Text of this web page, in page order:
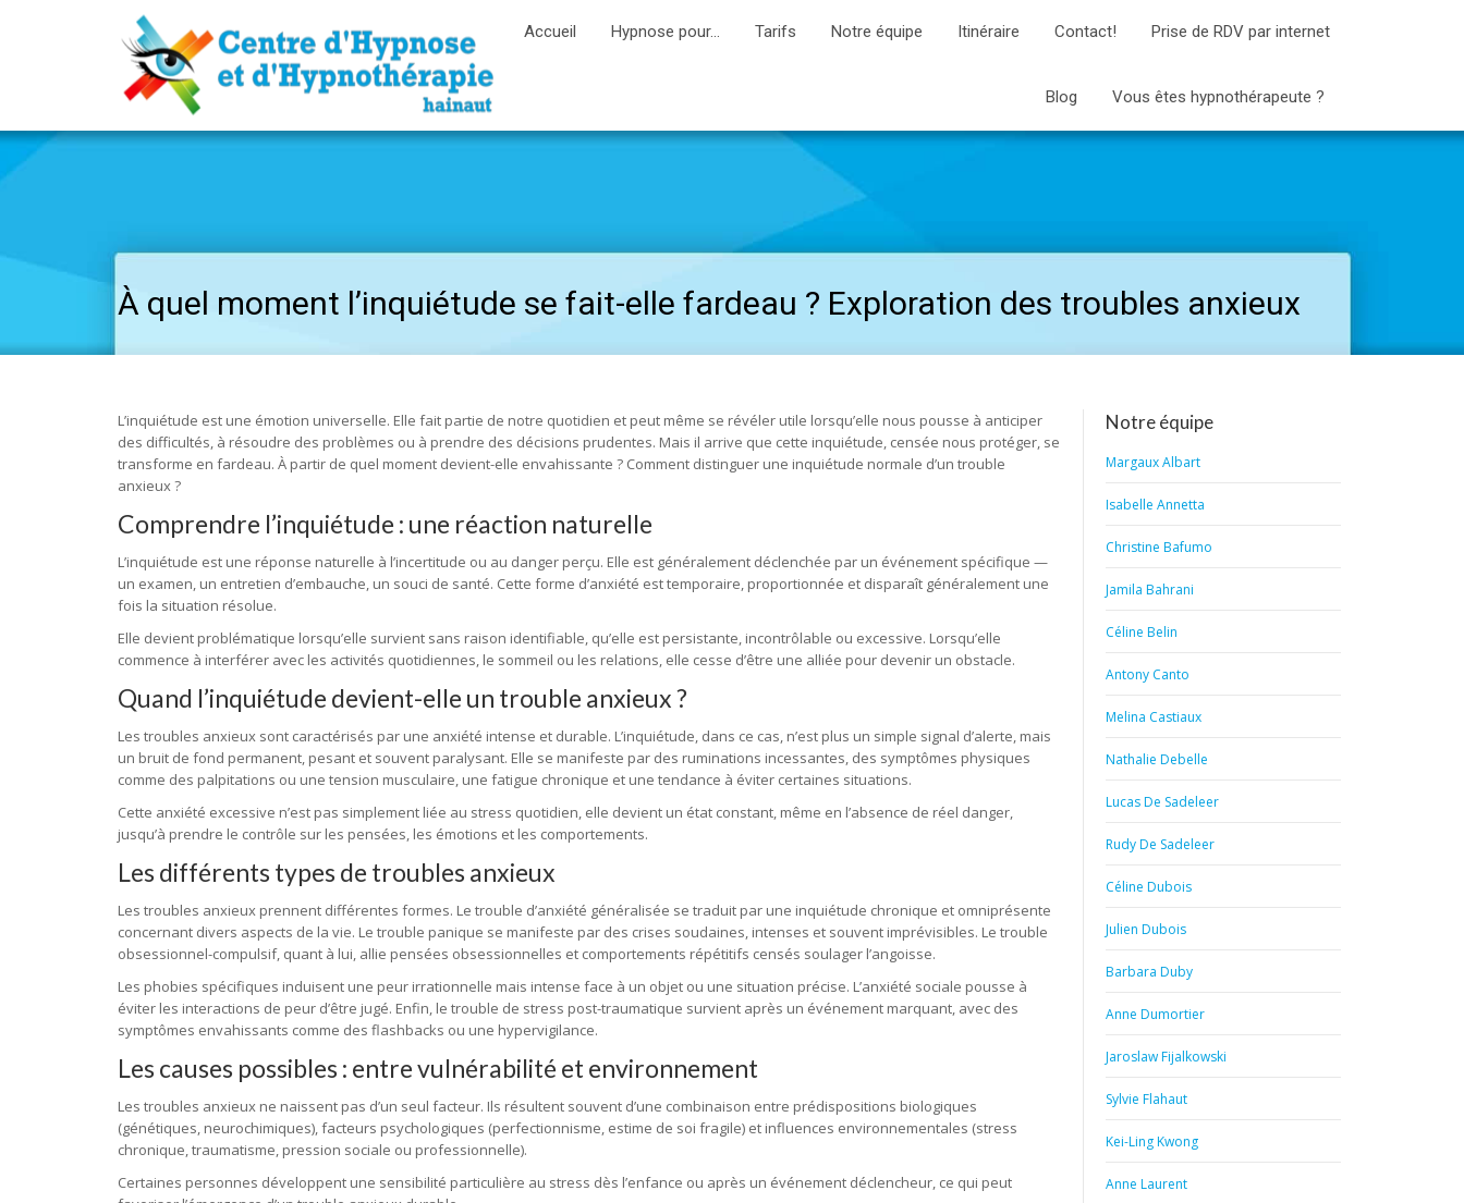
Accueil Hypnose pour… Tarifs Notre équipe Itinéraire Contact! Prise de RDV par internet
Blog Vous êtes hypnothérapeute ?
À quel moment l’inquiétude se fait-elle fardeau ? Exploration des troubles anxieux
L’inquiétude est une émotion universelle. Elle fait partie de notre quotidien et peut même se révéler utile lorsqu’elle nous pousse à anticiper
des difficultés, à résoudre des problèmes ou à prendre des décisions prudentes. Mais il arrive que cette inquiétude, censée nous protéger, se
transforme en fardeau. À partir de quel moment devient-elle envahissante ? Comment distinguer une inquiétude normale d’un trouble
anxieux ?
Comprendre l’inquiétude : une réaction naturelle
L’inquiétude est une réponse naturelle à l’incertitude ou au danger perçu. Elle est généralement déclenchée par un événement spécifique —
un examen, un entretien d’embauche, un souci de santé. Cette forme d’anxiété est temporaire, proportionnée et disparaît généralement une
fois la situation résolue.
Elle devient problématique lorsqu’elle survient sans raison identifiable, qu’elle est persistante, incontrôlable ou excessive. Lorsqu’elle
commence à interférer avec les activités quotidiennes, le sommeil ou les relations, elle cesse d’être une alliée pour devenir un obstacle.
Quand l’inquiétude devient-elle un trouble anxieux ?
Les troubles anxieux sont caractérisés par une anxiété intense et durable. L’inquiétude, dans ce cas, n’est plus un simple signal d’alerte, mais
un bruit de fond permanent, pesant et souvent paralysant. Elle se manifeste par des ruminations incessantes, des symptômes physiques
comme des palpitations ou une tension musculaire, une fatigue chronique et une tendance à éviter certaines situations.
Cette anxiété excessive n’est pas simplement liée au stress quotidien, elle devient un état constant, même en l’absence de réel danger,
jusqu’à prendre le contrôle sur les pensées, les émotions et les comportements.
Les différents types de troubles anxieux
Les troubles anxieux prennent différentes formes. Le trouble d’anxiété généralisée se traduit par une inquiétude chronique et omniprésente
concernant divers aspects de la vie. Le trouble panique se manifeste par des crises soudaines, intenses et souvent imprévisibles. Le trouble
obsessionnel-compulsif, quant à lui, allie pensées obsessionnelles et comportements répétitifs censés soulager l’angoisse.
Les phobies spécifiques induisent une peur irrationnelle mais intense face à un objet ou une situation précise. L’anxiété sociale pousse à
éviter les interactions de peur d’être jugé. Enfin, le trouble de stress post-traumatique survient après un événement marquant, avec des
symptômes envahissants comme des flashbacks ou une hypervigilance.
Les causes possibles : entre vulnérabilité et environnement
Les troubles anxieux ne naissent pas d’un seul facteur. Ils résultent souvent d’une combinaison entre prédispositions biologiques
(génétiques, neurochimiques), facteurs psychologiques (perfectionnisme, estime de soi fragile) et influences environnementales (stress
chronique, traumatisme, pression sociale ou professionnelle).
Certaines personnes développent une sensibilité particulière au stress dès l’enfance ou après un événement déclencheur, ce qui peut
Notre équipe
Margaux Albart
Isabelle Annetta
Christine Bafumo
Jamila Bahrani
Céline Belin
Antony Canto
Melina Castiaux
Nathalie Debelle
Lucas De Sadeleer
Rudy De Sadeleer
Céline Dubois
Julien Dubois
Barbara Duby
Anne Dumortier
Jaroslaw Fijalkowski
Sylvie Flahaut
Kei-Ling Kwong
Anne Laurent